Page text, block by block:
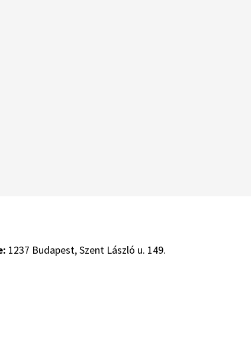
1237 Budapest, Szent László u. 149.